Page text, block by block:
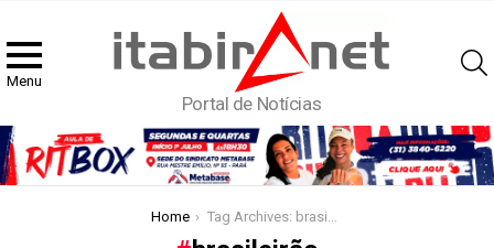
Menu
Portal de Notícias
Home Tag Archives: brasileirão